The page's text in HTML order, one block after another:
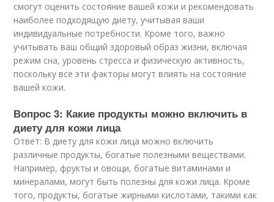
смогут оценить состояние вашей кожи и рекомендовать
наиболее подходящую диету, учитывая ваши
индивидуальные потребности. Кроме того, важно
учитывать ваш общий здоровый образ жизни, включая
режим сна, уровень стресса и физическую активность,
поскольку все эти факторы могут влиять на состояние
вашей кожи.
Вопрос 3: Какие продукты можно включить в
диету для кожи лица
Ответ: В диету для кожи лица можно включить
различные продукты, богатые полезными веществами.
Например, фрукты и овощи, богатые витаминами и
минералами, могут быть полезны для кожи лица. Кроме
того, продукты, богатые жирными кислотами, такими как